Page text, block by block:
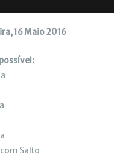
16 Maio 2016
Salto